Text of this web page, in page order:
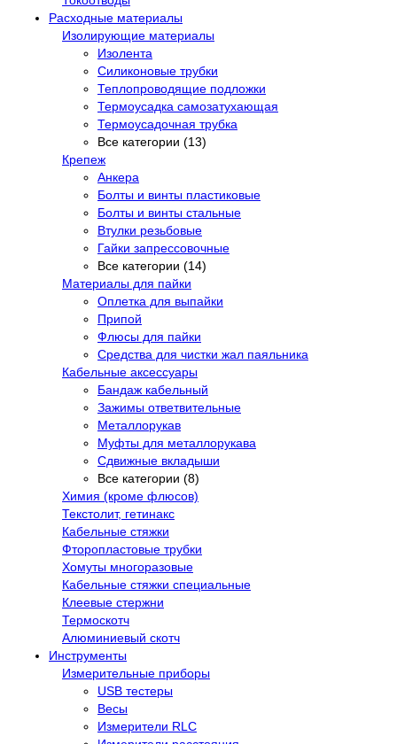
Расходные материалы
Изолирующие материалы
Изолента
Силиконовые трубки
Теплопроводящие подложки
Термоусадка самозатухающая
Термоусадочная трубка
Все категории (13)
Крепеж
Анкера
Болты и винты пластиковые
Болты и винты стальные
Втулки резьбовые
Гайки запрессовочные
Все категории (14)
Материалы для пайки
Оплетка для выпайки
Припой
Флюсы для пайки
Средства для чистки жал паяльника
Кабельные аксессуары
Бандаж кабельный
Зажимы ответвительные
Металлорукав
Муфты для металлорукава
Сдвижные вкладыши
Все категории (8)
Химия (кроме флюсов)
Текстолит, гетинакс
Кабельные стяжки
Фторопластовые трубки
Хомуты многоразовые
Кабельные стяжки специальные
Клеевые стержни
Термоскотч
Алюминиевый скотч
Инструменты
Измерительные приборы
USB тестеры
Весы
Измерители RLC